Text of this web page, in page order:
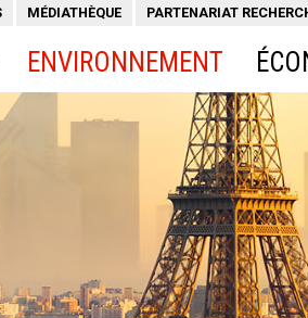
MÉDIATHÈQUE PARTENARIAT
ENVIRONNEMENT